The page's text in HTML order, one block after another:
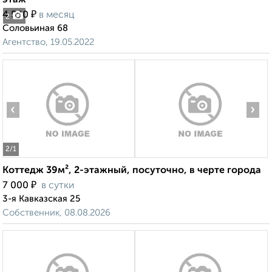
2
4 500 ₽ в месяц
Соловьиная 68
Агентство, 19.05.2022
2/1
‹ ›
Коттедж 39м², 2-этажный, посуточно, в черте города
7 000 ₽ в сутки
3-я Кавказская 25
Собственник, 08.08.2026